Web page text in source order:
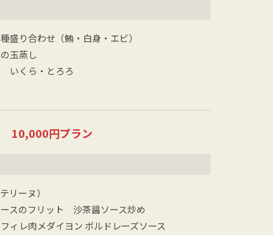
盛り合わせ（鮪・白身・エビ）
玉蒸し
いくら・とろろ
10,000円プラン
リーヌ）
スのフリット 沙茶醤ソース炒め
ィレ肉メダイヨン ボルドレーズソース